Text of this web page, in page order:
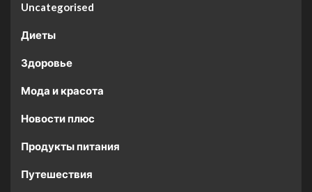
Uncategorised
Диеты
Здоровье
Мода и красота
Новости плюс
Продукты питания
Путешествия